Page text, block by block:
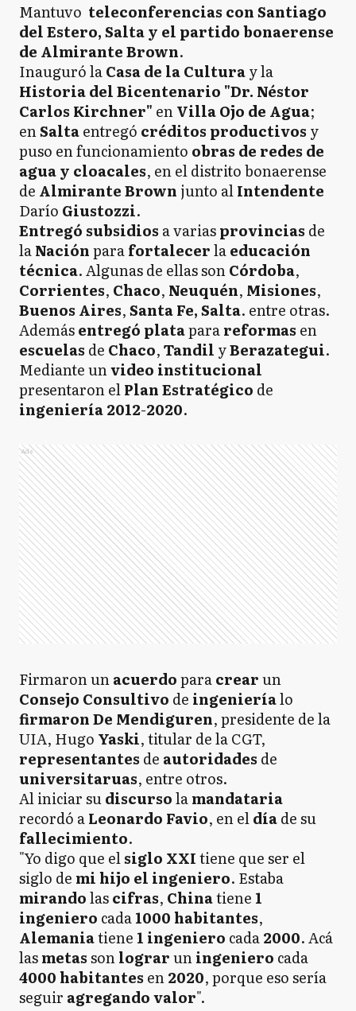
Mantuvo teleconferencias con Santiago
del Estero, Salta y el partido bonaerense
de Almirante Brown.
Inauguró laCasa de la Culturay la
Historia del Bicentenario "Dr. Néstor
Carlos Kirchner" enVilla Ojo de Agua;
enSaltaentregó créditos productivos y
puso en funcionamiento obras de redes de
agua y cloacales, en el distrito bonaerense
de Almirante Brown junto alIntendente
Darío Giustozzi.
Entregó subsidios a variasprovincias de
laNaciónparafortalecerlaeducación
técnica. Algunas de ellas sonCórdoba,
Corrientes, Chaco, Neuquén, Misiones,
Buenos Aires,Santa Fe,Salta. entre otras.
Ademásentregó plataparareformas en
escuelas de Chaco,Tandil yBerazategui.
Mediante unvideo institucional
presentaron elPlan Estratégico de
ingeniería 2012-2020.
Ads
Firmaron unacuerdoparacrearun
Consejo Consultivo de ingenieríalo
firmaron De Mendiguren, presidente de la
UIA, Hugo Yaski, titular de la CGT,
representantes de autoridades de
universitaruas, entre otros.
Al iniciar sudiscursolamandataria
recordó aLeonardo Favio, en eldíade su
fallecimiento.
"Yo digo que elsiglo XXItiene que ser el
siglo de mi hijo el ingeniero. Estaba
mirandolascifras, Chinatiene 1
ingeniero cada1000 habitantes,
Alemaniatiene 1 ingeniero cada2000. Acá
lasmetassonlograruningeniero cada
4000 habitantes en2020, porque eso sería
seguir agregandovalor".